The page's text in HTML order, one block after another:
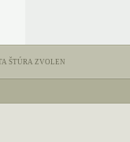
ŠTÚRA ZVOLEN